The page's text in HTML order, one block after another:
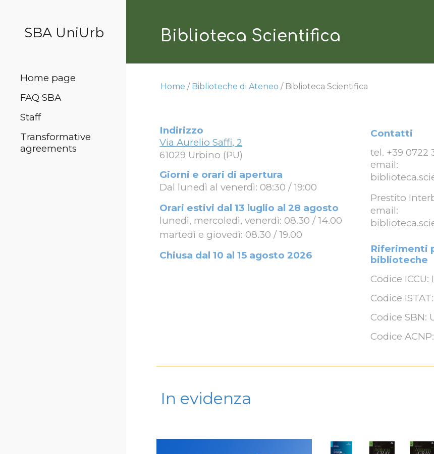
SBA UniUrb
Home page
FAQ SBA
Staff
Transformative
agreements
Biblioteca Scientifica
Home / Biblioteche di Ateneo / BibliotecaScientifica
Indirizzo
Via Aurelio Saffi, 2
61029 Urbino (PU)
Giorni e orari di apertura
Dal lunedì al venerdì: 08:30 / 19:00
Orari estivi dal 13 luglio al 28 agosto
lunedì, mercoledì, venerdì: 08.30 / 14.00
martedì e giovedì: 08.30 / 19.00
Chiusa dal 10 al 15 agosto 2026
Contatti
tel. +39 0722
email:
Prestito
email:
Riferimenti
biblioteche
Codice ICCU:
Codice
Codice SBN:
Codice ACNP:
In evidenza